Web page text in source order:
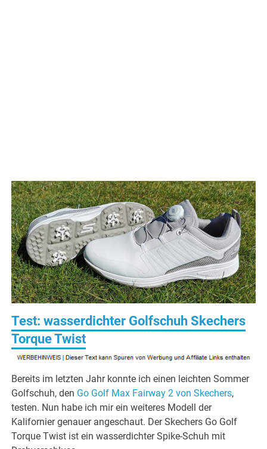
Test: wasserdichter Golfschuh Skechers
Torque Twist
Bereits im letzten Jahr konnte ich einen leichten Sommer
Golfschuh, den Go Golf Max Fairway 2 von Skechers,
testen. Nun habe ich mir ein weiteres Modell der
Kalifornier genauer angeschaut. Der Skechers Go Golf
Torque Twist ist ein wasserdichter Spike-Schuh mit